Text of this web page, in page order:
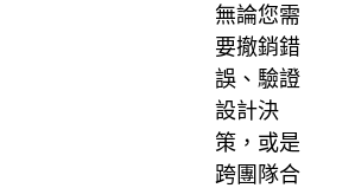
無論您需
要撤銷錯
誤、驗證
設計決
策，或是
跨團隊合